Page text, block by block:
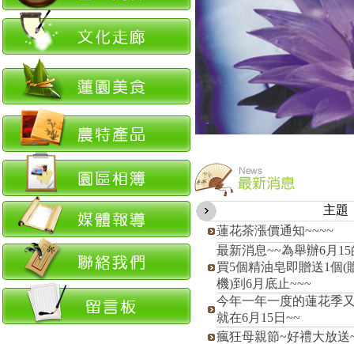
主題
蓮花茶漲價通知~~~~
最新消息~~為舉辦6月
買5個精油皂即贈送1個(
機)到6月底止~~~
今年一年一度的蓮花季
就在6月15日~~
瘋狂母親節~好禮大放送